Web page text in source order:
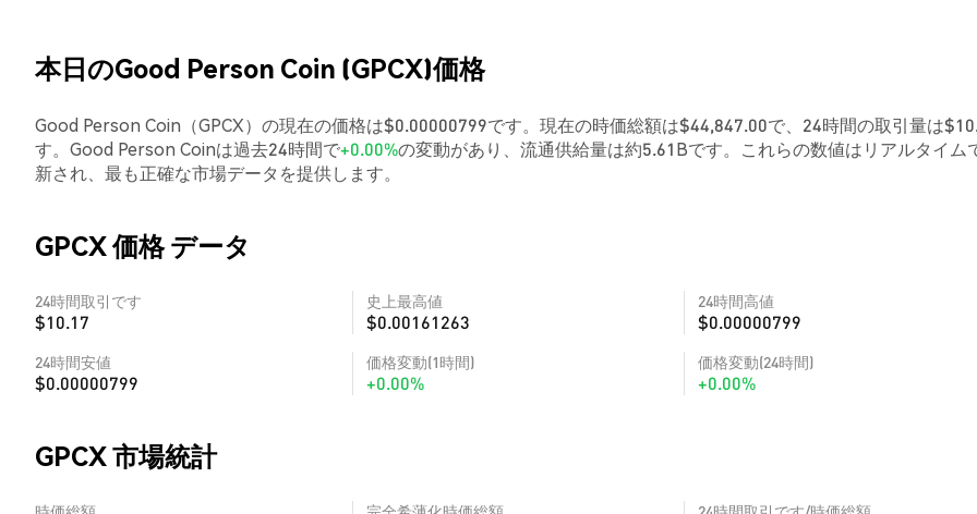
本日のGood Person Coin (GPCX)価格
Good Person Coin（GPCX）の現在の価格は$0.00000799です。現在の時価総額は$44,847.00で、24時間の取引量は
す。Good Person Coinは過去24時間で+0.00%の変動があり、流通供給量は約5.61Bです。これらの数値はリアルタイム
新され、最も正確な市場データを提供します。
GPCX 価格 データ
24時間取引です
$10.17
史上最高値
$0.00161263
24時間高値
$0.00000799
24時間安値
$0.00000799
価格変動(1時間)
+0.00%
価格変動(24時間)
+0.00%
GPCX 市場統計